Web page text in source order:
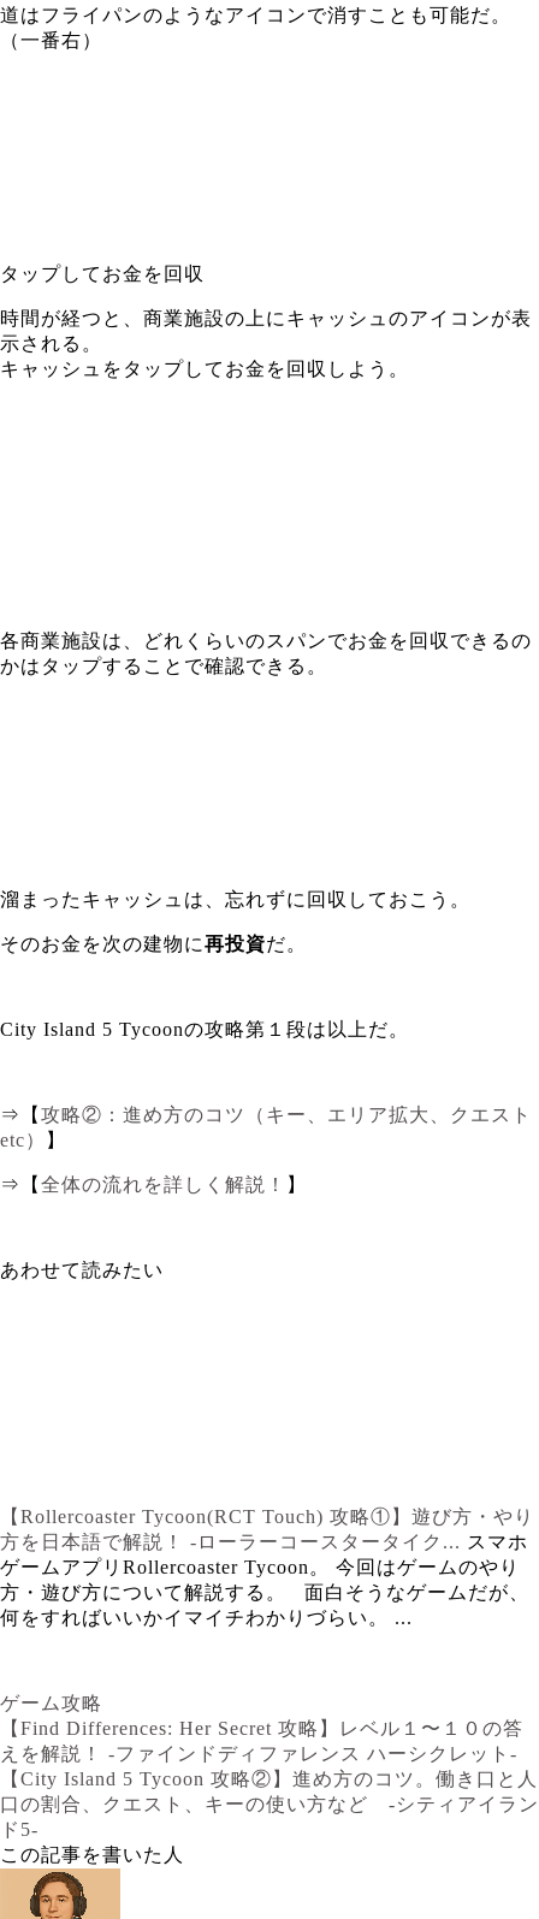
道はフライパンのようなアイコンで消すことも可能だ。
（一番右）
タップしてお金を回収
時間が経つと、商業施設の上にキャッシュのアイコンが表
示される。
キャッシュをタップしてお金を回収しよう。
各商業施設は、どれくらいのスパンでお金を回収できるの
かはタップすることで確認できる。
溜まったキャッシュは、忘れずに回収しておこう。
そのお金を次の建物に再投資だ。
City Island 5 Tycoonの攻略第１段は以上だ。
⇒【 攻略②：進め方のコツ（キー、エリア拡大、クエスト
etc）
】
⇒【 全体の流れを詳しく解説！ 】
あわせて読みたい
【Rollercoaster Tycoon(RCT Touch) 攻略①】遊び方・やり
方を日本語で解説！ -ローラーコースタータイク... スマホ
ゲームアプリRollercoaster Tycoon。 今回はゲームのやり
方・遊び方について解説する。 面白そうなゲームだが、
何をすればいいかイマイチわかりづらい。 ...
ゲーム攻略
【Find Differences: Her Secret 攻略】レベル１〜１０の答
えを解説！ -ファインドディファレンス ハーシクレット-
【City Island 5 Tycoon 攻略②】進め方のコツ。働き口と人
口の割合、クエスト、キーの使い方など -シティアイラン
ド5-
この記事を書いた人